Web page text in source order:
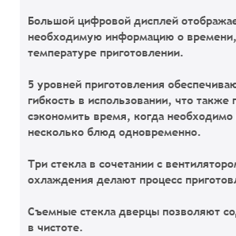
Большой цифровой дисплей
необходимую информацию о
температуре приготовлении.
5 уровней приготовления
гибкость в использовании, что также
сэкономить время, когда необходимо
несколько блюд одновременно.
Три стекла в сочетании с
охлаждения делают процесс
Съемные стекла дверцы позволяют
в чистоте.